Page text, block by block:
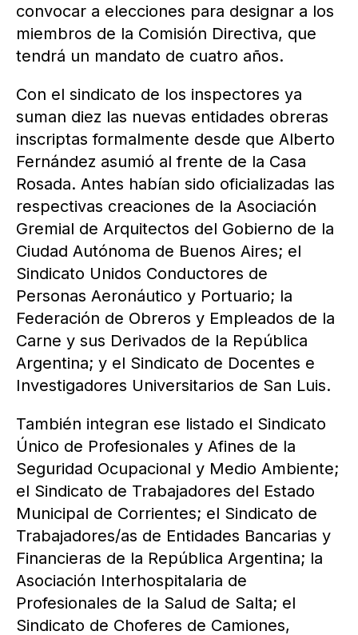
convocar a elecciones para designar a los
miembros de la Comisión Directiva, que
tendrá un mandato de cuatro años.
Con el sindicato de los inspectores ya
suman diez las nuevas entidades obreras
inscriptas formalmente desde que Alberto
Fernández asumió al frente de la Casa
Rosada. Antes habían sido oficializadas las
respectivas creaciones de la Asociación
Gremial de Arquitectos del Gobierno de la
Ciudad Autónoma de Buenos Aires; el
Sindicato Unidos Conductores de
Personas Aeronáutico y Portuario; la
Federación de Obreros y Empleados de la
Carne y sus Derivados de la República
Argentina; y el Sindicato de Docentes e
Investigadores Universitarios de San Luis.
También integran ese listado el Sindicato
Único de Profesionales y Afines de la
Seguridad Ocupacional y Medio Ambiente;
el Sindicato de Trabajadores del Estado
Municipal de Corrientes; el Sindicato de
Trabajadores/as de Entidades Bancarias y
Financieras de la República Argentina; la
Asociación Interhospitalaria de
Profesionales de la Salud de Salta; el
Sindicato de Choferes de Camiones,